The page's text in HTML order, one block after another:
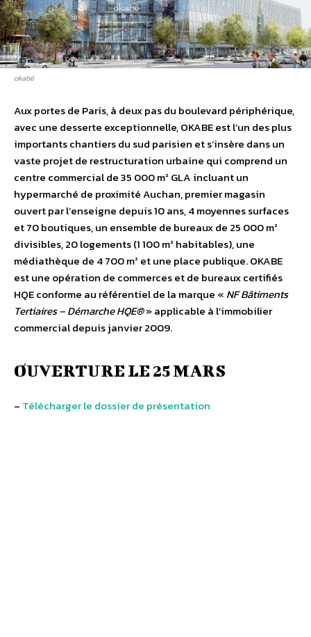
okabé
Aux portes de Paris, à deux pas du boulevard périphérique,
avec une desserte exceptionnelle, OKABE est l’un des plus
importants chantiers du sud parisien et s’insère dans un
vaste projet de restructuration urbaine qui comprend un
centre commercial de 35 000 m² GLA incluant un
hypermarché de proximité Auchan, premier magasin
ouvert par l’enseigne depuis 10 ans, 4 moyennes surfaces
et 70 boutiques, un ensemble de bureaux de 25 000 m²
divisibles, 20 logements (1 100 m² habitables), une
médiathèque de 4 700 m² et une place publique. OKABE
est une opération de commerces et de bureaux certifiés
HQE conforme au référentiel de la marque « NF Bâtiments
Tertiaires – Démarche HQE®» applicable à l’immobilier
commercial depuis janvier 2009.
OUVERTURE LE 25 MARS
– Télécharger le dossier de présentation